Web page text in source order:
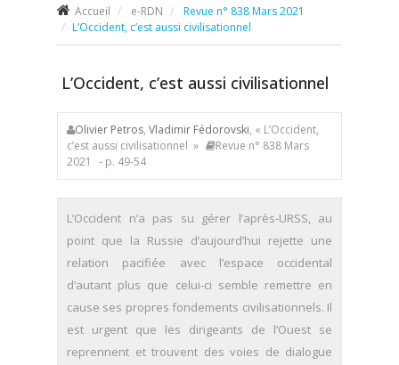
Accueil e-RDN
Revue n° 838 Mars 2021
L’Occident, c’est aussi civilisationnel
L’Occident, c’est aussi civilisationnel
Olivier Petros, Vladimir Fédorovski, « L’Occident,
c’est aussi civilisationnel »
Revue n° 838 Mars
2021
- p. 49-54
L’Occident n’a pas su gérer l’après-URSS, au
point que la Russie d’aujourd’hui rejette une
relation pacifiée avec l’espace occidental
d’autant plus que celui-ci semble remettre en
cause ses propres fondements civilisationnels. Il
est urgent que les dirigeants de l’Ouest se
reprennent et trouvent des voies de dialogue